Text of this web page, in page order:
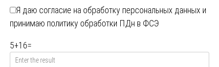
Я даю согласие на обработку персональных данных и
принимаю политику обработки ПДн в ФСЭ
5+16=